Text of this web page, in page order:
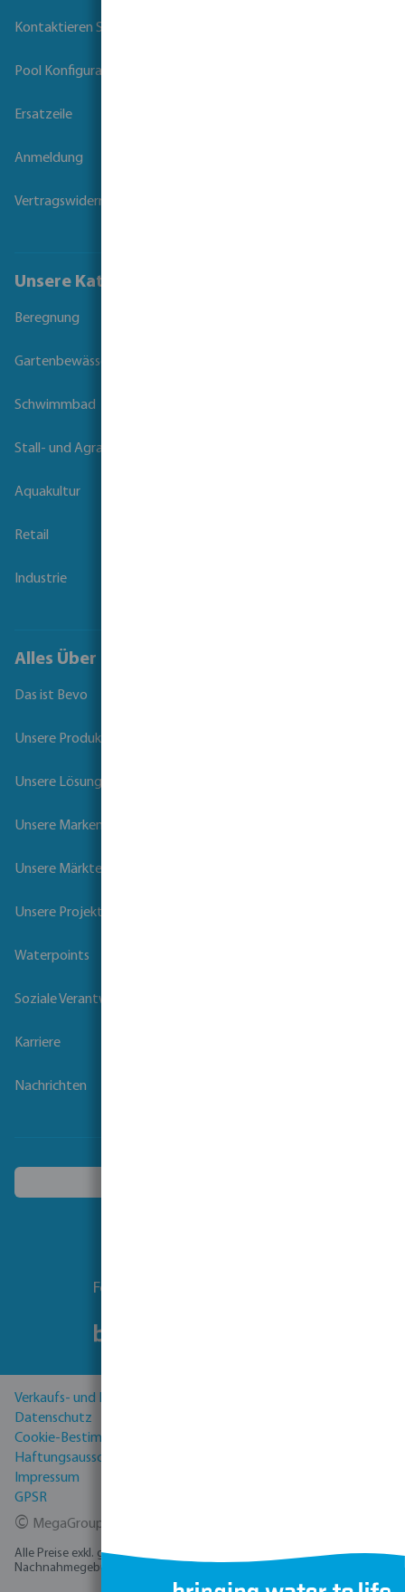
Kontaktieren Sie uns
Pool Konfigurator
Ersatzeile
Anmeldung
Vertragswiderruf
Unsere Kataloge
Beregnung
Gartenbewässerung
Schwimmbad
Stall- und Agrartechnik
Aquakultur
Retail
Industrie
Alles Über Bevo
Das ist Bevo
Unsere Produkte
Unsere Lösungen
Unsere Marken
Unsere Märkte
Unsere Projekte
Waterpoints
Soziale Verantwortung der Unternehmen
Karriere
Nachrichten
Folgen Sie uns
Verkaufs- und Lieferbedingungen
Datenschutz
Cookie-Bestimmungen
Haftungsausschluss
Impressum
GPSR
© MegaGroup Trade 2026
Alle Preise exkl. gesetzl. Mehrwertsteuer zzgl. Versandkostenund ggf.
Nachnahmegebühren, wenn nicht anders angegeben.